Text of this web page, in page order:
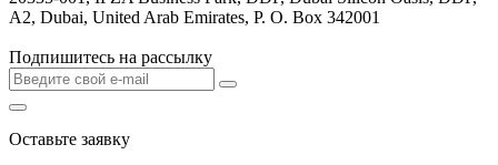
A2, Dubai, United Arab Emirates, P. O. Box 342001
Подпишитесь на рассылку
Оставьте заявку